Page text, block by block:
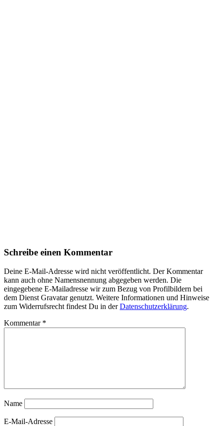
Schreibe einen Kommentar
Deine E-Mail-Adresse wird nicht veröffentlicht. Der Kommentar
kann auch ohne Namensnennung abgegeben werden. Die
eingegebene E-Mailadresse wir zum Bezug von Profilbildern bei
dem Dienst Gravatar genutzt. Weitere Informationen und Hinweise
zum Widerrufsrecht findest Du in derDatenschutzerklärung.
Kommentar *
Name
E-Mail-Adresse